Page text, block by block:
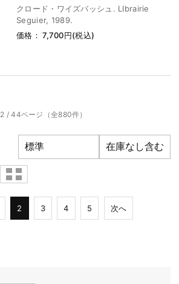
クロード・ワイズバッシュ. LIbrairie
Seguier, 1989.
価格： 7,700円(税込)
2 / 44ページ （全880件）
2 3 4 5 次へ